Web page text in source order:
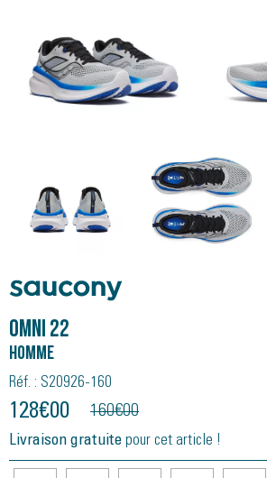
Saucony
OMNI 22
Homme
Réf. : S20926-160
128€00 160€00
Livraison gratuite pour cet article !